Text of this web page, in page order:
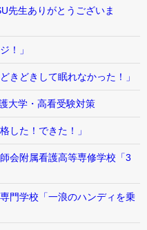
生ありがとうございま
！」
どきして眠れなかった！」
大学・高看受験対策
た！できた！」
会附属看護高等専修学校「3
門学校「一浪のハンディを乗